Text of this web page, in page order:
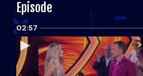
Episode
02:57